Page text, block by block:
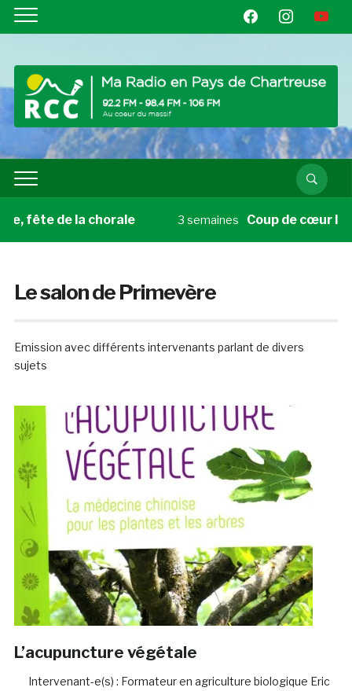
facebookinstagramyoutube
de la chorale 3 semaines Coup de cœur livre du
Le salon de Primevère
Emission avec différents intervenants parlant de divers
sujets
L’acupuncture végétale
Intervenant-e(s) : Formateur en agriculture biologique Eric